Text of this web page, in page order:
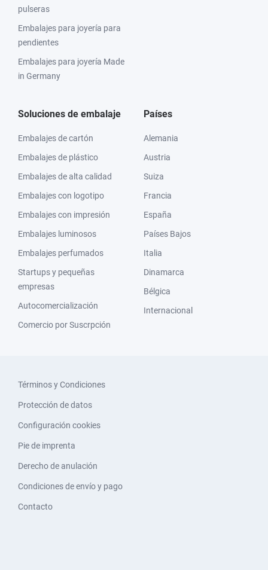
pulseras
Embalajes para joyería para
pendientes
Embalajes para joyería Made
in Germany
Soluciones de embalaje
Embalajes de cartón
Embalajes de plástico
Embalajes de alta calidad
Embalajes con logotipo
Embalajes con impresión
Embalajes luminosos
Embalajes perfumados
Startups y pequeñas
empresas
Autocomercialización
Comercio por Suscrpción
Países
Alemania
Austria
Suiza
Francia
España
Países Bajos
Italia
Dinamarca
Bélgica
Internacional
Términos y Condiciones
Protección de datos
Configuración cookies
Pie de imprenta
Derecho de anulación
Condiciones de envío y pago
Contacto